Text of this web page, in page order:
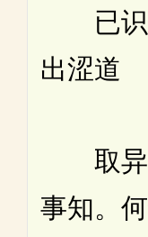
已识
出涩道
取异
事知。